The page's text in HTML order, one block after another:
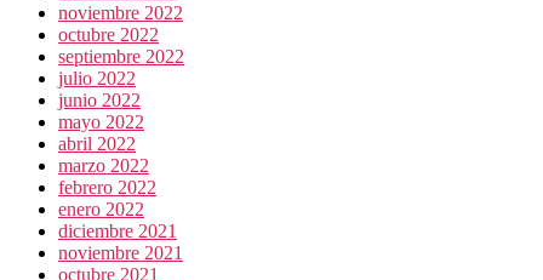
noviembre 2022
octubre 2022
septiembre 2022
julio 2022
junio 2022
mayo 2022
abril 2022
marzo 2022
febrero 2022
enero 2022
diciembre 2021
noviembre 2021
octubre 2021